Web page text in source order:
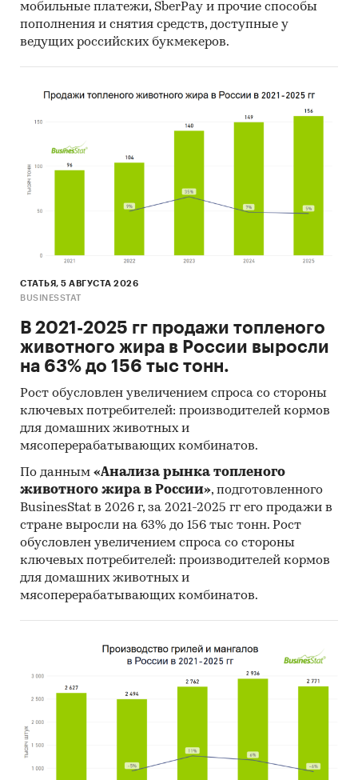
мобильные платежи, SberPay и прочие способы
пополнения и снятия средств, доступные у
ведущих российских букмекеров.
СТАТЬЯ, 5 АВГУСТА 2026
BUSINESSTAT
В 2021-2025 гг продажи топленого
животного жира в России выросли
на 63% до 156 тыс тонн.
Рост обусловлен увеличением спроса со стороны
ключевых потребителей: производителей кормов
для домашних животных и
мясоперерабатывающих комбинатов.
По данным «Анализа рынка топленого
животного жира в России», подготовленного
BusinesStat в 2026 г, за 2021-2025 гг его продажи в
стране выросли на 63% до 156 тыс тонн. Рост
обусловлен увеличением спроса со стороны
ключевых потребителей: производителей кормов
для домашних животных и
мясоперерабатывающих комбинатов.